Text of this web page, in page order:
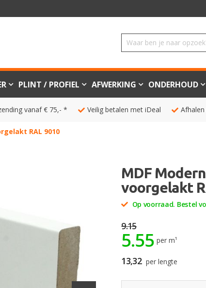
PLINT / PROFIEL AFWERKING ONDERHOUD
vanaf € 75,- * Veilig betalen met iDeal
RAL 9010
MDF
voorgelakt
Op voorraad. Bestel
9.15
5.55 per m¹
13,32 per lengte